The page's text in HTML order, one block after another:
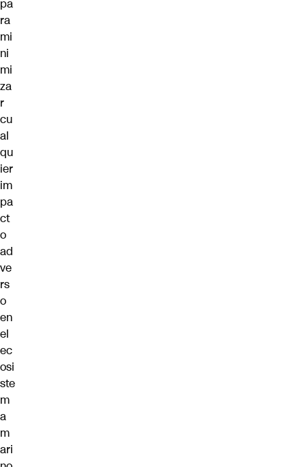
pa
ra
mi
ni
mi
za
r
cu
al
qu
ier
im
pa
ct
o
ad
ve
rs
o
en
el
ec
osi
ste
m
a
m
ari